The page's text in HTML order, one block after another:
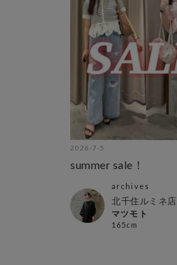
2026-7-5
summer sale！
archives
北千住ルミネ店
マツモト
165cm